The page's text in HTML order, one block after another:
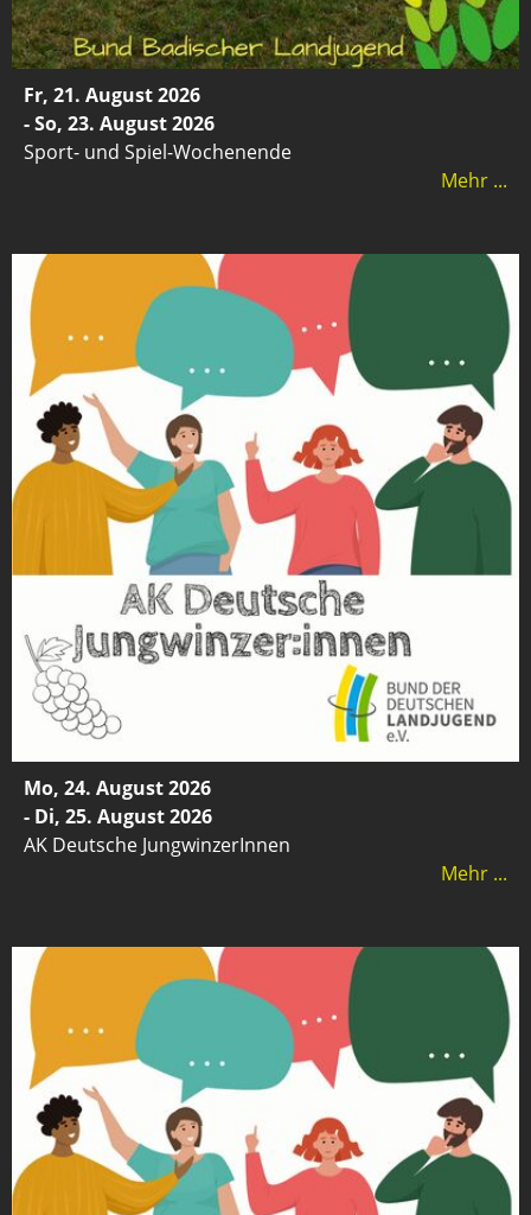
Fr, 21. August 2026
- So, 23. August 2026
Sport- und Spiel-Wochenende
Mehr ...
Mo, 24. August 2026
- Di, 25. August 2026
AK Deutsche JungwinzerInnen
Mehr ...